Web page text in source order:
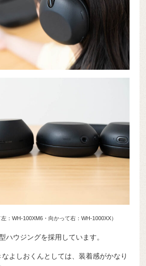
：WH-100XM6・向かって右：WH-1000XX）
ハウジングを採用しています。
よしおくんとしては、装着感がかなり